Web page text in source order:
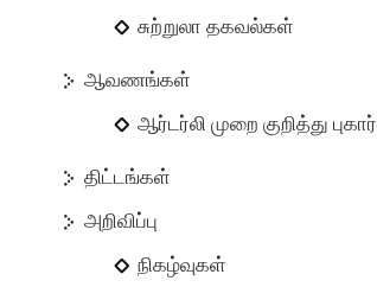
சுற்றுலா தகவல்கள்
ஆவணங்கள்
ஆர்டர்லி முறை குறித்து புகார்
திட்டங்கள்
அறிவிப்பு
நிகழ்வுகள்